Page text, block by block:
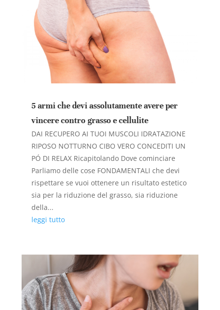
5 armi che devi assolutamente avere per
vincere contro grasso e cellulite
DAI RECUPERO AI TUOI MUSCOLI IDRATAZIONE
RIPOSO NOTTURNO CIBO VERO CONCEDITI UN
PÓ DI RELAX Ricapitolando Dove cominciare
Parliamo delle cose FONDAMENTALI che devi
rispettare se vuoi ottenere un risultato estetico
sia per la riduzione del grasso, sia riduzione
della...
leggi tutto